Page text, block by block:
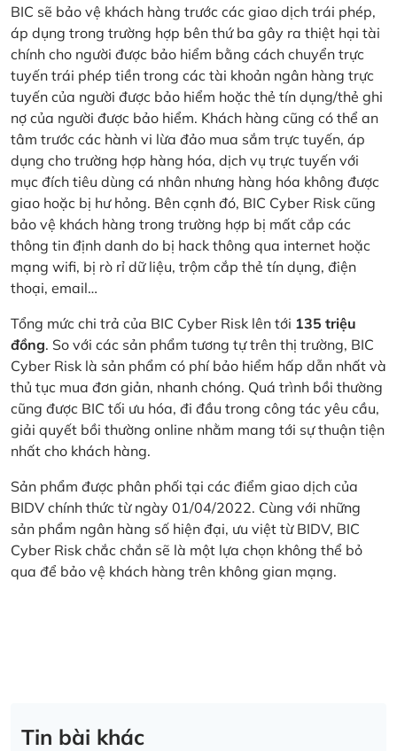
BIC sẽ bảo vệ khách hàng trước các giao dịch trái phép,
áp dụng trong trường hợp bên thứ ba gây ra thiệt hại tài
chính cho người được bảo hiểm bằng cách chuyển trực
tuyến trái phép tiền trong các tài khoản ngân hàng trực
tuyến của người được bảo hiểm hoặc thẻ tín dụng/thẻ ghi
nợ của người được bảo hiểm. Khách hàng cũng có thể an
tâm trước các hành vi lừa đảo mua sắm trực tuyến, áp
dụng cho trường hợp hàng hóa, dịch vụ trực tuyến với
mục đích tiêu dùng cá nhân nhưng hàng hóa không được
giao hoặc bị hư hỏng. Bên cạnh đó, BIC Cyber Risk cũng
bảo vệ khách hàng trong trường hợp bị mất cắp các
thông tin định danh do bị hack thông qua internet hoặc
mạng wifi, bị rò rỉ dữ liệu, trộm cắp thẻ tín dụng, điện
thoại, email…
Tổng mức chi trả của BIC Cyber Risk lên tới 135 triệu
đồng. So với các sản phẩm tương tự trên thị trường, BIC
Cyber Risk là sản phẩm có phí bảo hiểm hấp dẫn nhất và
thủ tục mua đơn giản, nhanh chóng. Quá trình bồi thường
cũng được BIC tối ưu hóa, đi đầu trong công tác yêu cầu,
giải quyết bồi thường online nhằm mang tới sự thuận tiện
nhất cho khách hàng.
Sản phẩm được phân phối tại các điểm giao dịch của
BIDV chính thức từ ngày 01/04/2022. Cùng với những
sản phẩm ngân hàng số hiện đại, ưu việt từ BIDV, BIC
Cyber Risk chắc chắn sẽ là một lựa chọn không thể bỏ
qua để bảo vệ khách hàng trên không gian mạng.
Tin bài khác